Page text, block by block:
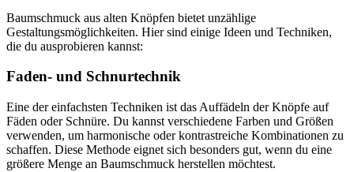
Baumschmuck aus alten Knöpfen bietet unzählige
Gestaltungsmöglichkeiten. Hier sind einige Ideen und Techniken,
die du ausprobieren kannst:
Faden- und Schnurtechnik
Eine der einfachsten Techniken ist das Auffädeln der Knöpfe auf
Fäden oder Schnüre. Du kannst verschiedene Farben und Größen
verwenden, um harmonische oder kontrastreiche Kombinationen zu
schaffen. Diese Methode eignet sich besonders gut, wenn du eine
größere Menge an Baumschmuck herstellen möchtest.